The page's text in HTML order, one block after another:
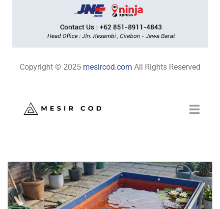
Copyright © 2025 mesircod.com All Rights Reserved